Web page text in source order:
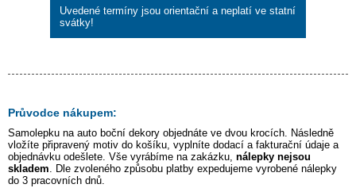
Uvedené termíny jsou orientační a neplatí ve statní
svátky!
Průvodce nákupem:
Samolepku na auto boční dekory objednáte ve dvou krocích. Následně
vložíte připravený motiv do košíku, vyplníte dodací a fakturační údaje a
objednávku odešlete. Vše vyrábíme na zakázku, nálepky nejsou
skladem. Dle zvoleného způsobu platby expedujeme vyrobené nálepky
do 3 pracovních dnů.